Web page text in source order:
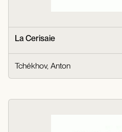
La Cerisaie
Tchékhov, Anton